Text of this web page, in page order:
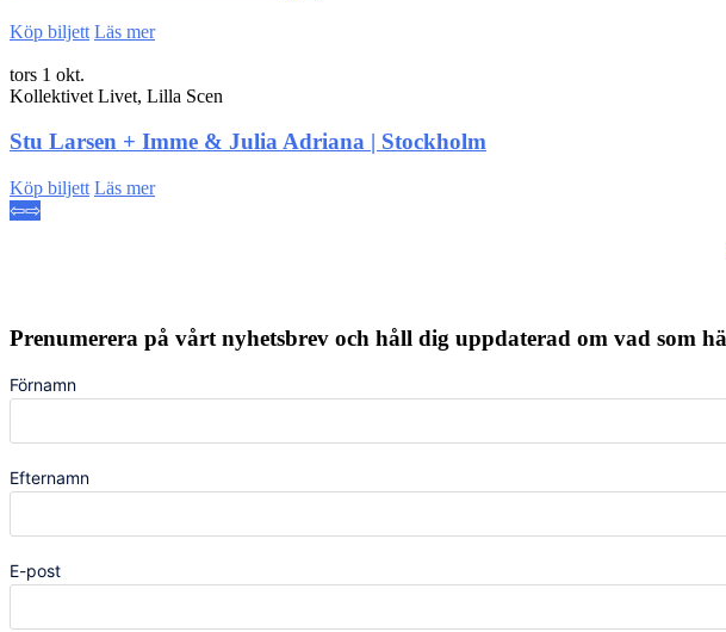
Köp biljett Läs mer
tors 1 okt.
Kollektivet Livet, Lilla Scen
Stu Larsen + Imme & Julia Adriana | Stockholm
Köp biljett Läs mer
⇦⇨
Prenumerera på vårt nyhetsbrev och håll dig uppdaterad om vad som
Förnamn
Efternamn
E-post